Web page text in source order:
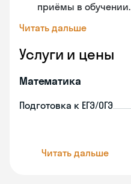
приёмы в обучении.
Читать дальше
Услуги и цены
Математика
Подготовка к ЕГЭ/ОГЭ
Читать дальше